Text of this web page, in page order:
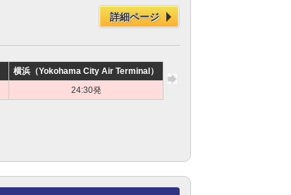
詳細ページ
横浜（Yokohama City Air Terminal）
24:30発